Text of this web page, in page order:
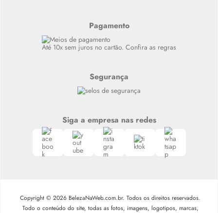
Siga nosso canal no Whatsapp
Pagamento
Até 10x sem juros no cartão. Confira as regras
Segurança
Siga a empresa nas redes
Copyright © 2026 BelezaNaWeb.com.br. Todos os direitos reservados.
Todo o conteúdo do site, todas as fotos, imagens, logotipos, marcas,